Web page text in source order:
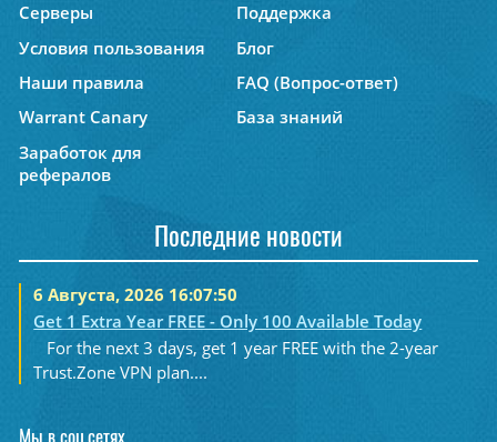
Серверы
Поддержка
Условия пользования
Блог
Наши правила
FAQ (Вопрос-ответ)
Warrant Canary
База знаний
Заработок для
рефералов
Последние новости
6 Августа, 2026 16:07:50
Get 1 Extra Year FREE - Only 100 Available Today
For the next 3 days, get 1 year FREE with the 2-year
Trust.Zone VPN plan....